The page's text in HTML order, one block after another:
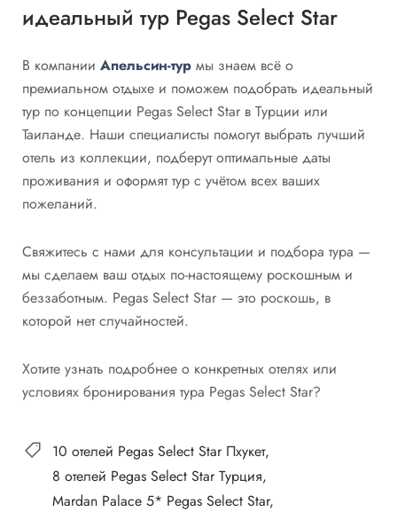
идеальный тур Pegas Select Star
В компании Апельсин-тур мы знаем всё о
премиальном отдыхе и поможем подобрать идеальный
тур по концепции Pegas Select Star в Турции или
Таиланде. Наши специалисты помогут выбрать лучший
отель из коллекции, подберут оптимальные даты
проживания и оформят тур с учётом всех ваших
пожеланий.
Свяжитесь с нами для консультации и подбора тура —
мы сделаем ваш отдых по-настоящему роскошным и
беззаботным. Pegas Select Star — это роскошь, в
которой нет случайностей.
Хотите узнать подробнее о конкретных отелях или
условиях бронирования тура Pegas Select Star?
10 отелей Pegas Select Star Пхукет
8 отелей Pegas Select Star Турция
Mardan Palace 5* Pegas Select Star